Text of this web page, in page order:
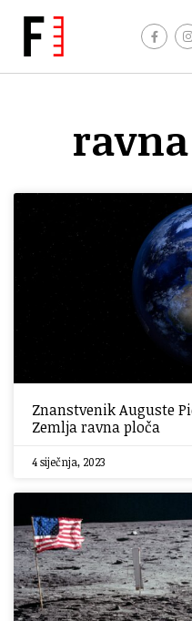
Znanstvenik Auguste
Zemlja ravna ploča
4 siječnja, 2023